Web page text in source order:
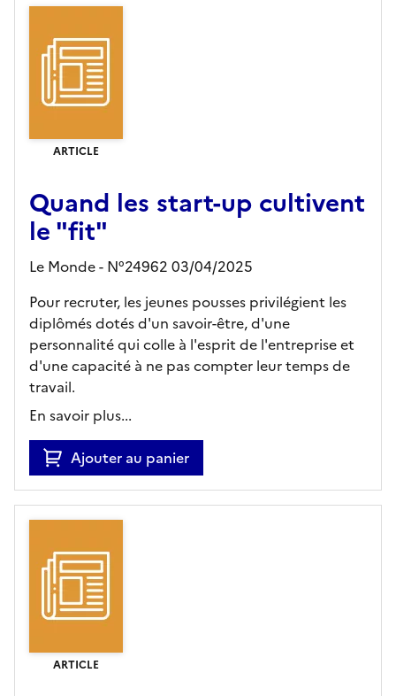
ARTICLE
Quand les start-up cultivent
le "fit"
Le Monde - N°24962 03/04/2025
Pour recruter, les jeunes pousses privilégient les
diplômés dotés d'un savoir-être, d'une
personnalité qui colle à l'esprit de l'entreprise et
d'une capacité à ne pas compter leur temps de
travail.
En savoir plus...
Ajouter au panier
ARTICLE